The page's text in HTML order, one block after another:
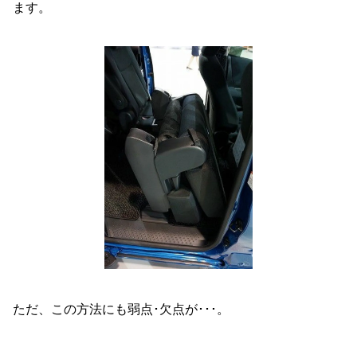
ます。
ただ、この方法にも弱点･欠点が･･･。